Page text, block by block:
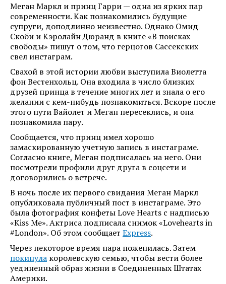
Меган Маркл и принц Гарри — одна из ярких пар
современности. Как познакомились будущие
супруги, доподлинно неизвестно. Однако Омид
Скоби и Кэролайн Дюранд в книге «В поисках
свободы» пишут о том, что герцогов Сассекских
свел инстаграм.
Свахой в этой истории любви выступила Виолетта
фон Вестенхольц. Она входила в число близких
друзей принца в течение многих лет и знала о его
желании с кем-нибудь познакомиться. Вскоре после
этого пути Вайолет и Меган пересеклись, и она
познакомила пару.
Сообщается, что принц имел хорошо
замаскированную учетную запись в инстаграме.
Согласно книге, Меган подписалась на него. Они
посмотрели профили друг друга в соцсети и
договорились о встрече.
В ночь после их первого свидания Меган Маркл
опубликовала публичный пост в инстаграме. Это
была фотография конфеты Love Hearts с надписью
«Kiss Me». Актриса подписала снимок «Lovehearts in
#London». Об этом сообщает Express.
Через некоторое время пара поженилась. Затем
покинула королевскую семью, чтобы вести более
уединенный образ жизни в Соединенных Штатах
Америки.